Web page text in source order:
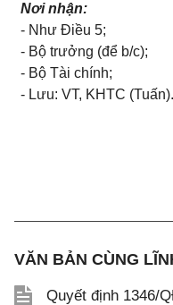
Nơi nhận:
- Như Điều 5;
- Bộ trưởng (để b/c);
- Bộ Tài chính;
- Lưu: VT, KHTC (Tuấn).
VĂN BẢN CÙNG
Quyết định 1346/